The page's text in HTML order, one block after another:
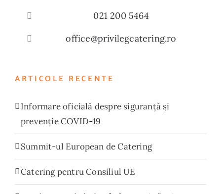
021 200 5464
office@privilegcatering.ro
ARTICOLE RECENTE
Informare oficială despre siguranță și
prevenție COVID-19
Summit-ul European de Catering
Catering pentru Consiliul UE